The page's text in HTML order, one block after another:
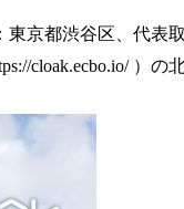
東京都渋谷区、代
cloak.ecbo.io/）の